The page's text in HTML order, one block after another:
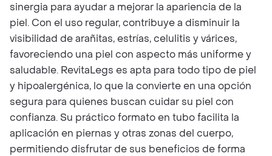
sinergia para ayudar a mejorar la apariencia de la
piel. Con el uso regular, contribuye a disminuir la
visibilidad de arañitas, estrías, celulitis y várices,
favoreciendo una piel con aspecto más uniforme y
saludable. RevitaLegs es apta para todo tipo de piel
y hipoalergénica, lo que la convierte en una opción
segura para quienes buscan cuidar su piel con
confianza. Su práctico formato en tubo facilita la
aplicación en piernas y otras zonas del cuerpo,
permitiendo disfrutar de sus beneficios de forma